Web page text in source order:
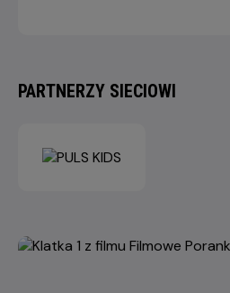
PARTNERZY SIECIOWI